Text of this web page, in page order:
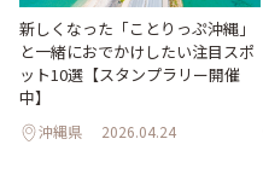
新しくなった「ことりっぷ沖縄」
と一緒におでかけしたい注目スポ
ット10選【スタンプラリー開催
中】
沖縄県 2026.04.24